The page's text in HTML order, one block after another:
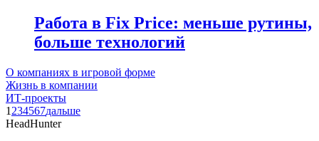
Работа в Fix Price: меньше рутины,
больше технологий
О компаниях в игровой форме
Жизнь в компании
ИТ-проекты
1 234567дальше
HeadHunter